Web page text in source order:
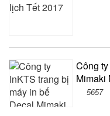
Công
Mimaki
5657